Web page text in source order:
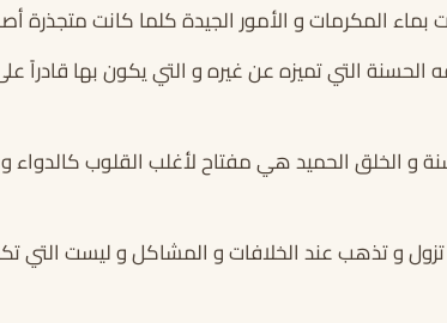
بماء المكرمات و الأمور الجيدة كلما كانت متجذرة
الحسنة التي تميزه عن غيره و التي يكون بها قادراً
و الخلق الحميد هي مفتاح لأغلب القلوب
تزول و تذهب عند الخلافات و المشاكل و ليست التي